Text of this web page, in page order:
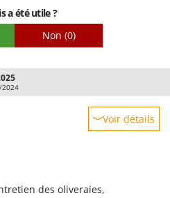
a été utile ?
Non (0)
Voir détails
des oliveraies,